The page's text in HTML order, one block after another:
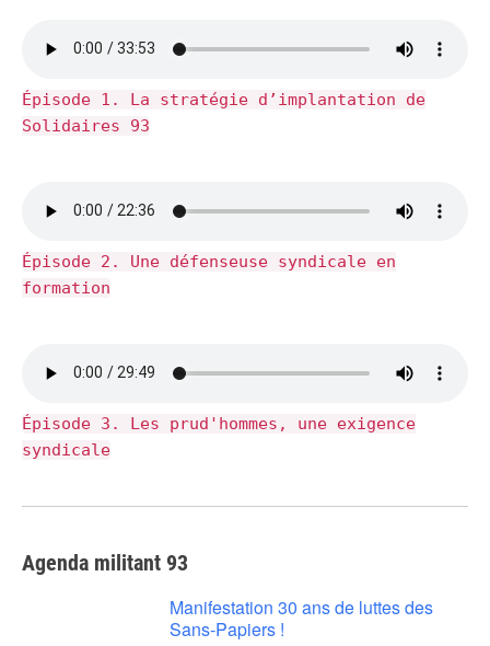
Épisode 1. La stratégie d’implantation de
Solidaires 93
Épisode 2. Une défenseuse syndicale en
formation
Épisode 3. Les prud'hommes, une exigence
syndicale
Agenda militant 93
Manifestation 30 ans de luttes des
Sans-Papiers !